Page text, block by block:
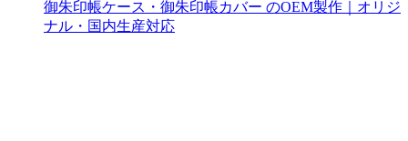
御朱印帳ケース・御朱印帳カバー のOEM製作｜オリジ
ナル・国内生産対応